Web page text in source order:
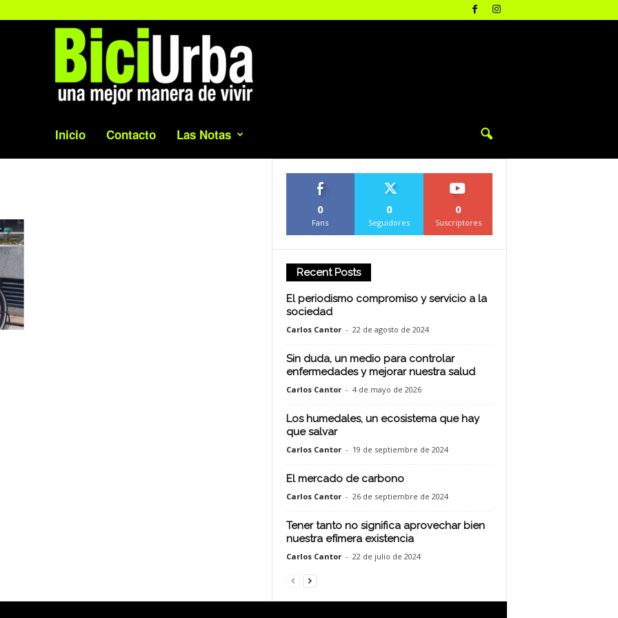
Inicio Contacto Las Notas
0
Fans
0
Seguidores
0
Suscriptores
Recent Posts
El periodismo compromiso y servicio a la
sociedad
Carlos Cantor - 22 de agosto de 2024
Sin duda, un medio para controlar
enfermedades y mejorar nuestra salud
Carlos Cantor - 4 de mayo de 2026
Los humedales, un ecosistema que hay
que salvar
Carlos Cantor - 19 de septiembre de 2024
El mercado de carbono
Carlos Cantor - 26 de septiembre de 2024
Tener tanto no significa aprovechar bien
nuestra efímera existencia
Carlos Cantor - 22 de julio de 2024